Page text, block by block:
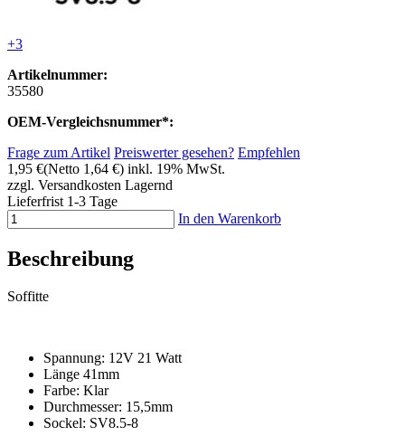
+3
Artikelnummer:
35580
OEM-Vergleichsnummer*:
Frage zum Artikel Preiswerter gesehen? Empfehlen
1,95 €(Netto 1,64 €) inkl. 19% MwSt.
zzgl. Versandkosten Lagernd
Lieferfrist 1-3 Tage
In den Warenkorb
Beschreibung
Soffitte
Spannung: 12V 21 Watt
Länge 41mm
Farbe: Klar
Durchmesser: 15,5mm
Sockel: SV8.5-8